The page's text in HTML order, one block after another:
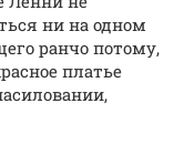
ни на одном
ранчо потому,
платье